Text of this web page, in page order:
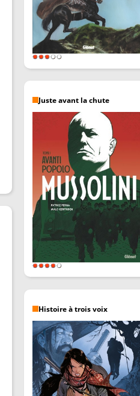
Juste avant la chute
Histoire à trois voix